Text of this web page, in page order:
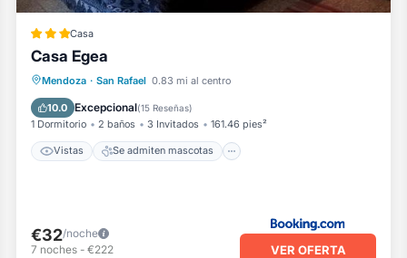
Casa
Casa Egea
Mendoza · San Rafael 0.83 mi al centro
10.0 Excepcional(15 Reseñas)
1 Dormitorio 2 baños 3 Invitados 161.46 pies²
Vistas Se admiten mascotas
Vistas
Se admiten mascotas
Aparcamiento
€32/noche
7 noches - €222 VER OFERTA